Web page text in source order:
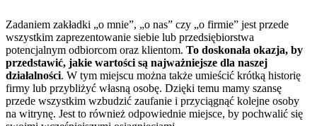
Zadaniem zakładki „o mnie”, „o nas” czy „o firmie” jest przede
wszystkim zaprezentowanie siebie lub przedsiębiorstwa
potencjalnym odbiorcom oraz klientom. To doskonała okazja, by
przedstawić, jakie wartości są najważniejsze dla naszej
działalności. W tym miejscu można także umieścić krótką historię
firmy lub przybliżyć własną osobę. Dzięki temu mamy szansę
przede wszystkim wzbudzić zaufanie i przyciągnąć kolejne osoby
na witrynę. Jest to również odpowiednie miejsce, by pochwalić się